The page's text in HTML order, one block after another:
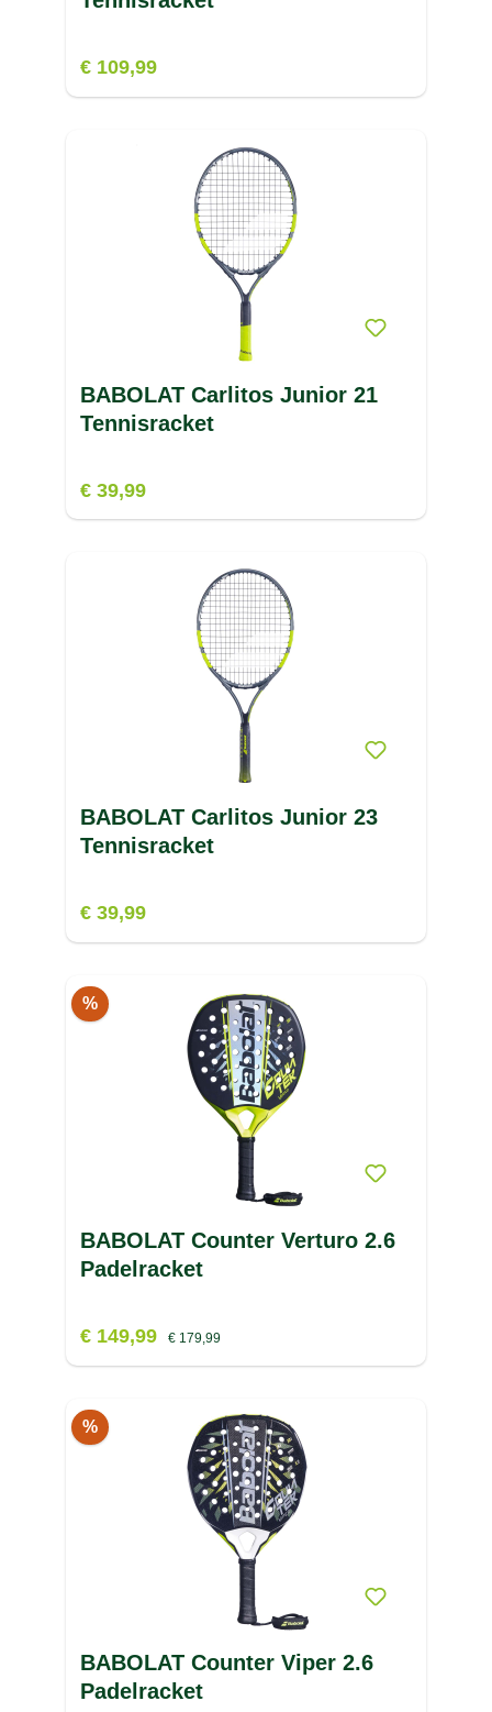
€ 109,99
BABOLAT Carlitos Junior 21
Tennisracket
€ 39,99
BABOLAT Carlitos Junior 23
Tennisracket
€ 39,99
%
BABOLAT Counter Verturo 2.6
Padelracket
€ 149,99 € 179,99
%
BABOLAT Counter Viper 2.6
Padelracket